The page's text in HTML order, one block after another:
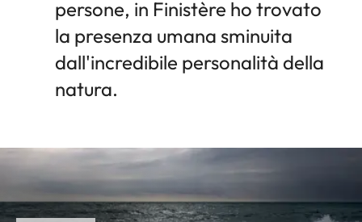
persone, in Finistère ho trovato
la presenza umana sminuita
dall'incredibile personalità della
natura.